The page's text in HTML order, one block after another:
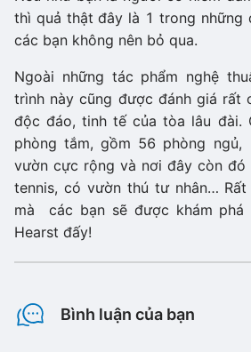
thì quả thật đây là 1 trong những
các bạn không nên bỏ qua.
Ngoài những tác phẩm nghệ
trình này cũng được đánh giá rất
độc đáo, tinh tế của tòa lâu đài.
phòng tắm, gồm 56 phòng ngủ,
vườn cực rộng và nơi đây còn đó
tennis, có vườn thú tư nhân…
mà các bạn sẽ được khám phá
Hearst đấy!
Bình luận của bạn